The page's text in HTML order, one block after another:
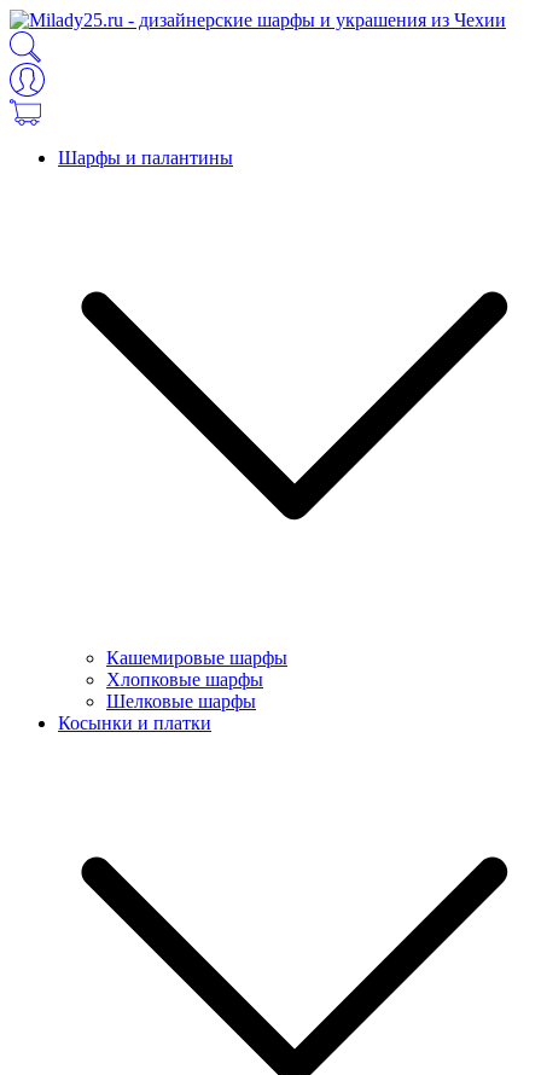
Шарфы и палантины
Кашемировые шарфы
Хлопковые шарфы
Шелковые шарфы
Косынки и платки